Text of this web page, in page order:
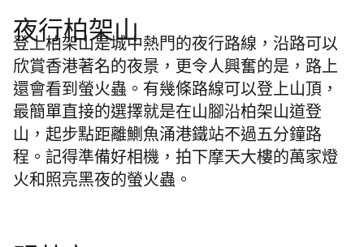
夜行柏架山
登上柏架山是城中熱門的夜行路線，沿路可以
欣賞香港著名的夜景，更令人興奮的是，路上
還會看到螢火蟲。有幾條路線可以登上山頂，
最簡單直接的選擇就是在山腳沿柏架山道登
山，起步點距離鰂魚涌港鐵站不過五分鐘路
程。記得準備好相機，拍下摩天大樓的萬家燈
火和照亮黑夜的螢火蟲。